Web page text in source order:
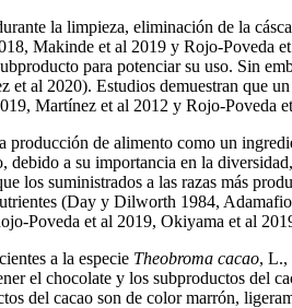
la limpieza, eliminación de la
Makinde et al 2019 y Rojo-
para potenciar su uso. Sin
al 2020). Estudios demuestran que
Martínez et al 2012 y Rojo-Poveda
producción de alimento como un
a su importancia en la
los suministrados a las razas más
(Day y Dilworth 1984,
Poveda et al 2019, Okiyama et al
a la especie Theobroma cacao, L.,
el chocolate y los subproductos
del cacao son de color marrón,